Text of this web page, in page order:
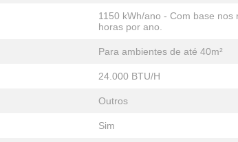
1150 kWh/ano - Com base
horas por ano.
Para ambientes de até 40m²
24.000 BTU/H
Outros
Sim